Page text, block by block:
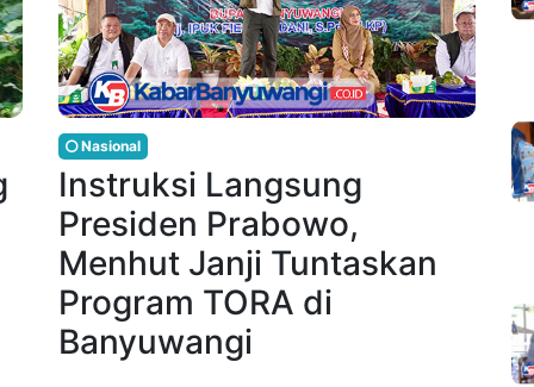
Nasional
Instruksi Langsung
Presiden Prabowo,
Menhut Janji Tuntaskan
Program TORA di
Banyuwangi